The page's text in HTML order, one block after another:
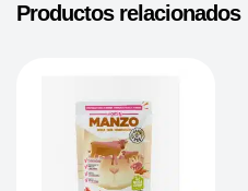
Productos relacionados